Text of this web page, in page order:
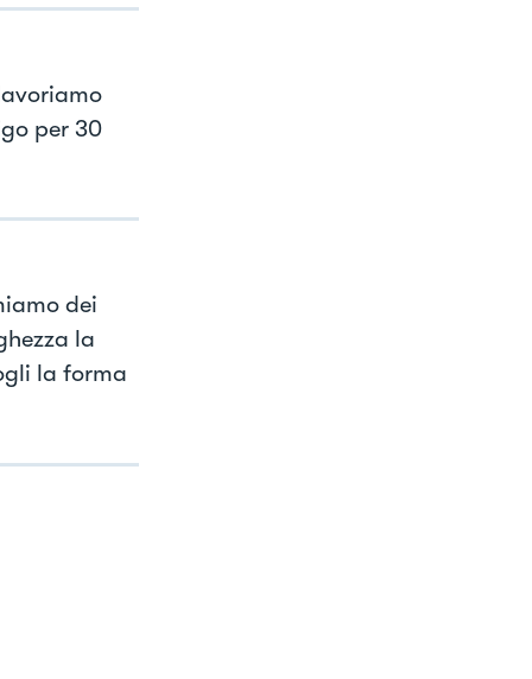
per 30
dei
la
la forma